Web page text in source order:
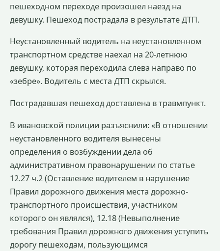
пешеходном переходе произошел наезд на
девушку. Пешеход пострадала в результате ДТП.
Неустановленный водитель на неустановленном
транспортном средстве наехал на 20-летнюю
девушку, которая переходила слева направо по
«зебре». Водитель с места ДТП скрылся.
Пострадавшая пешеход доставлена в травмпункт.
В ивановской полиции разъяснили: «В отношении
неустановленного водителя вынесены
определения о возбуждении дела об
административном правонарушении по статье
12.27 ч.2 (Оставление водителем в нарушение
Правил дорожного движения места дорожно-
транспортного происшествия, участником
которого он являлся), 12.18 (Невыполнение
требования Правил дорожного движения уступить
дорогу пешеходам, пользующимся